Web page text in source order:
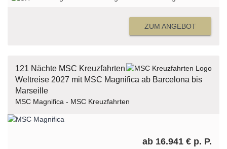
ZUM ANGEBOT
121 Nächte MSC Kreuzfahrten
Weltreise 2027 mit MSC Magnifica ab Barcelona bis
Marseille
MSC Magnifica - MSC Kreuzfahrten
ab 16.941 € p. P.